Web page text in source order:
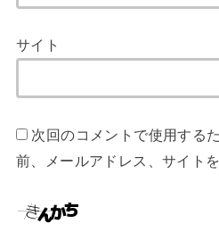
サイト
次回のコメントで使用する
前、メールアドレス、サイトを